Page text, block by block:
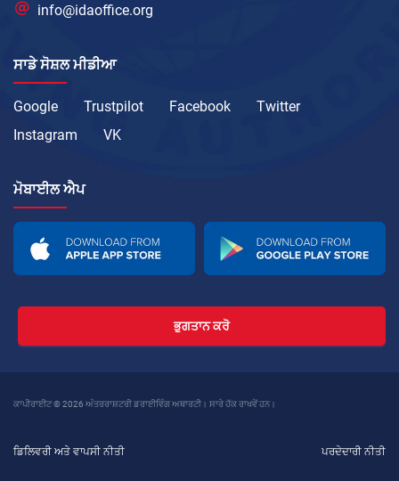
info@idaoffice.org
ਸਾਡੇ ਸੋਸ਼ਲ ਮੀਡੀਆ
Google Trustpilot Facebook
Twitter
Instagram
VK
ਮੋਬਾਈਲ ਐਪ
ਭੁਗਤਾਨ ਕਰੋ
ਕਾਪੀਰਾਈਟ © 2026 ਅੰਤਰਰਾਸ਼ਟਰੀ ਡਰਾਈਵਿੰਗ ਅਥਾਰਟੀ। ਸਾਰੇ ਹੱਕ ਰਾਖਵੇਂ ਹਨ।
ਡਿਲਿਵਰੀ ਅਤੇ ਵਾਪਸੀ ਨੀਤੀ ਪਰਦੇਦਾਰੀ ਨੀਤੀ